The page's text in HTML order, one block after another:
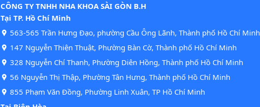
CÔNG TY TNHH NHA KHOA SÀI GÒN B.H
Tại TP. Hồ Chí Minh
563-565 Trần Hưng Đạo, phường Cầu Ông Lãnh, Thành phố Hồ Chí Minh
147 Nguyễn Thiện Thuật, Phường Bàn Cờ, Thành phố Hồ Chí Minh
328 Nguyễn Chí Thanh, Phường Diên Hồng, Thành phố Hồ Chí Minh
56 Nguyễn Thị Thập, Phường Tân Hưng, Thành phố Hồ Chí Minh
855 Phạm Văn Đồng, Phường Linh Xuân, TP Hồ Chí Minh